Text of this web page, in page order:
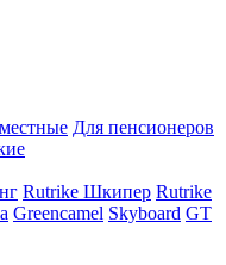
Для пенсионеров
Rutrike Шкипер Rutrike
Greencamel Skyboard GT